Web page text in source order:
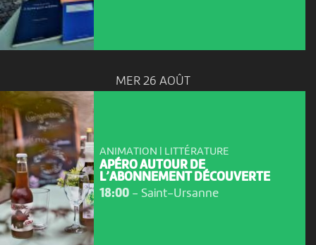
MER 26 AOÛT
ANIMATION | LITTÉRATURE
APÉRO AUTOUR DE
L’ABONNEMENT DÉCOUVERTE
18:00- Saint-Ursanne